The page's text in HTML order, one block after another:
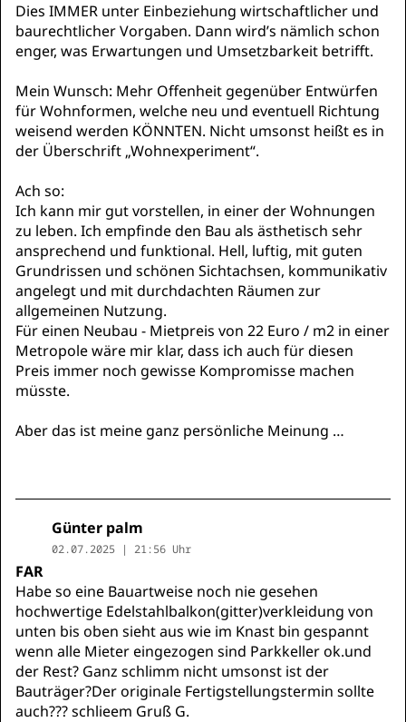
Dies IMMER unter Einbeziehung wirtschaftlicher und
baurechtlicher Vorgaben. Dann wird’s nämlich schon
enger, was Erwartungen und Umsetzbarkeit betrifft.
Mein Wunsch: Mehr Offenheit gegenüber Entwürfen
für Wohnformen, welche neu und eventuell Richtung
weisend werden KÖNNTEN. Nicht umsonst heißt es in
der Überschrift „Wohnexperiment“.
Ach so:
Ich kann mir gut vorstellen, in einer der Wohnungen
zu leben. Ich empfinde den Bau als ästhetisch sehr
ansprechend und funktional. Hell, luftig, mit guten
Grundrissen und schönen Sichtachsen, kommunikativ
angelegt und mit durchdachten Räumen zur
allgemeinen Nutzung.
Für einen Neubau - Mietpreis von 22 Euro / m2 in einer
Metropole wäre mir klar, dass ich auch für diesen
Preis immer noch gewisse Kompromisse machen
müsste.
Aber das ist meine ganz persönliche Meinung …
Günter palm
02.07.2025 | 21:56 Uhr
FAR
Habe so eine Bauartweise noch nie gesehen
hochwertige Edelstahlbalkon(gitter)verkleidung von
unten bis oben sieht aus wie im Knast bin gespannt
wenn alle Mieter eingezogen sind Parkkeller ok.und
der Rest? Ganz schlimm nicht umsonst ist der
Bauträger?Der originale Fertigstellungstermin sollte
auch??? schlieem Gruß G.